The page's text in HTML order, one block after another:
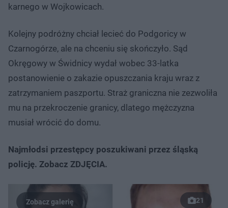
karnego w Wojkowicach.
Kolejny podróżny chciał lecieć do Podgoricy w
Czarnogórze, ale na chceniu się skończyło. Sąd
Okręgowy w Świdnicy wydał wobec 33-latka
postanowienie o zakazie opuszczania kraju wraz z
zatrzymaniem paszportu. Straż graniczna nie zezwoliła
mu na przekroczenie granicy, dlatego mężczyzna
musiał wrócić do domu.
Najmłodsi przestępcy poszukiwani przez śląską
policję. Zobacz ZDJĘCIA.
21